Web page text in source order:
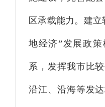
区承载能力。建
地经济”发展政
系，发挥我市比
沿江、沿海等发